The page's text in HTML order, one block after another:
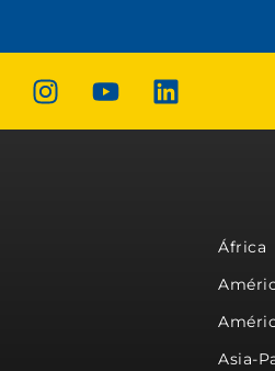
África
Asia-